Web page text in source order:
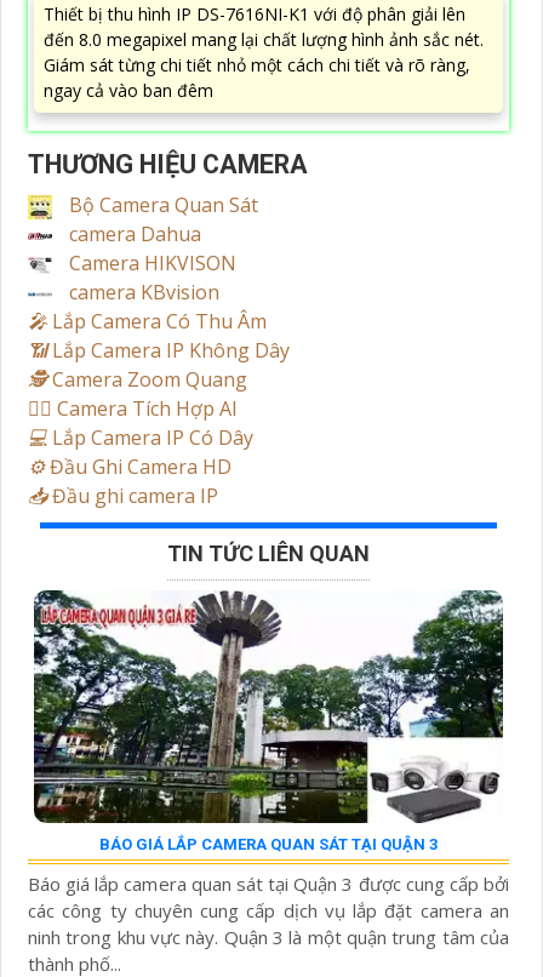
Thiết bị thu hình IP DS-7616NI-K1 với độ phân giải lên
đến 8.0 megapixel mang lại chất lượng hình ảnh sắc nét.
Giám sát từng chi tiết nhỏ một cách chi tiết và rõ ràng,
ngay cả vào ban đêm
THƯƠNG HIỆU CAMERA
Bộ Camera Quan Sát
camera Dahua
Camera HIKVISON
camera KBvision
️🎤️ Lắp Camera Có Thu Âm
📶Lắp Camera IP Không Dây
🕵️Camera Zoom Quang
🧛‍♀️ Camera Tích Hợp AI
💻 Lắp Camera IP Có Dây
⚙️Đầu Ghi Camera HD
📥Đầu ghi camera IP
TIN TỨC LIÊN QUAN
BÁO GIÁ LẮP CAMERA QUAN SÁT TẠI QUẬN 3
Báo giá lắp camera quan sát tại Quận 3 được cung cấp bởi
các công ty chuyên cung cấp dịch vụ lắp đặt camera an
ninh trong khu vực này. Quận 3 là một quận trung tâm của
thành phố...